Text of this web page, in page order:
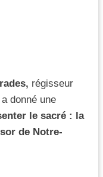
régisseur
donné une
le sacré : la
de Notre-